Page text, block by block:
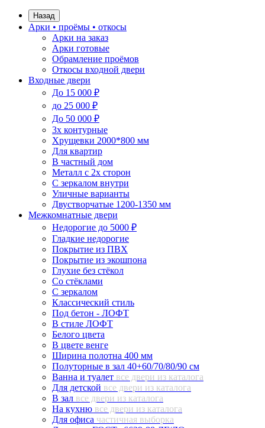
Назад
Арки • проёмы • откосы
Арки на заказ
Арки готовые
Обрамление проёмов
Откосы входной двери
Входные двери
До 15 000 ₽
до 25 000 ₽
До 50 000 ₽
3х контурные
Хрущевки 2000*800 мм
Для квартир
В частный дом
Металл с 2х сторон
С зеркалом внутри
Уличные варианты
Двустворчатые 1200-1350 мм
Межкомнатные двери
Недорогие до 5000 ₽
Гладкие недорогие
Покрытие из ПВХ
Покрытие из экошпона
Глухие без стёкол
Со стёклами
С зеркалом
Классический стиль
Под бетон - ЛОФТ
В стиле ЛОФТ
Белого цвета
В цвете венге
Ширина полотна 400 мм
Полуторные в зал 40+60/70/80/90 см
Ванна и туалет все двери из каталога
Для детской все двери из каталога
В зал все двери из каталога
На кухню все двери из каталога
Для офиса частичная выборка